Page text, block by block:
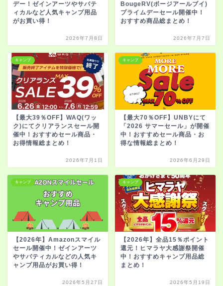
デー！ゼインアーツやサバテ
ィカルなど人気キャンプ用品
がお買い得！
2026年7月8日
BougeRV(ボージアールブイ)
プライムデーセール開催中！
おすすめ商品総まとめ！
2026年7月7日
キャンプ
【最大39％OFF】WAQ(ワッ
ク)にてクリアランスセール開
催中！おすすめセール商品・
お得情報総まとめ！
2026年7月1日
キャンプ
【最大70％OFF】UNBYにて
「2026 サマーセール」が開催
中！おすすめセール商品・お
得な情報総まとめ！
2026年6月29日
キャンプ
【2026年】Amazonスマイル
セール開催中！ゼインアーツ
やサバティカルなどの人気キ
ャンプ用品がお買い得！
2026年5月27日
キャンプ
【2026年】全品15％ポイント
還元！ヒマラヤ大感謝祭開催
中！おすすめキャンプ用品総
まとめ！
2026年5月19日